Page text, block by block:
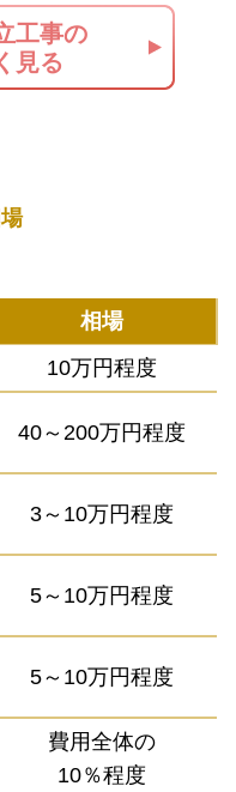
工事の
見る
相場
10万円程度
40～200万円程度
3～10万円程度
5～10万円程度
5～10万円程度
費用全体の
10％程度